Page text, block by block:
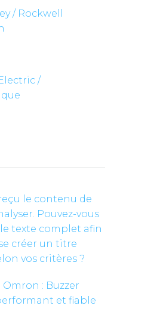
/ Rockwell
/
le contenu de
Pouvez-vous
texte complet afin
créer un titre
vos critères ?
Omron : Buzzer
et fiable